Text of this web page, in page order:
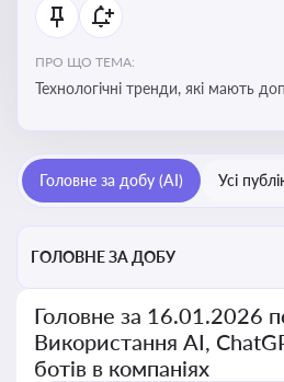
ПРО ЩО ТЕМА:
Технологічні тренди, які мають
ефективність і знизити витрати
Головне за добу (AI) Усі
ГОЛОВНЕ ЗА ДОБУ
Головне за 16.01.2026
Використання AI,
ботів в компаніях